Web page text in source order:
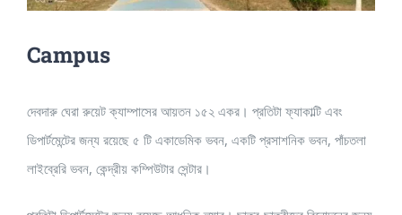
Campus
দেবদারু ঘেরা রুয়েট ক্যাম্পাসের আয়তন ১৫২ একর। প্রতিটা ফ্যাকাল্টি এবং
ডিপার্টমেন্টের জন্য রয়েছে ৫ টি একাডেমিক ভবন, একটি প্রসাশনিক ভবন, পাঁচতলা
লাইব্রেরি ভবন, কেন্দ্রীয় কম্পিউটার সেন্টার।